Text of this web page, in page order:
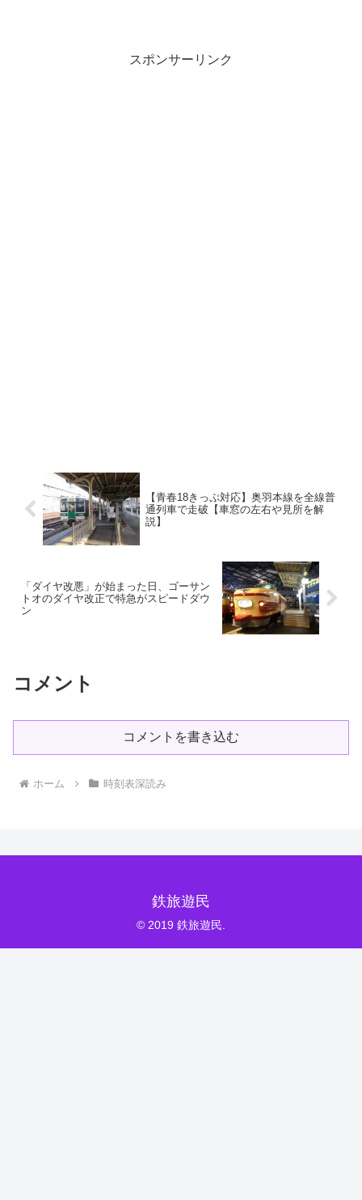
スポンサーリンク
【青春18きっぷ対応】奥羽本線を全線普
通列車で走破【車窓の左右や見所を解
説】
「ダイヤ改悪」が始まった日、ゴーサン
トオのダイヤ改正で特急がスピードダウ
ン
コメント
コメントを書き込む
ホーム 時刻表深読み
鉄旅遊民
© 2019 鉄旅遊民.